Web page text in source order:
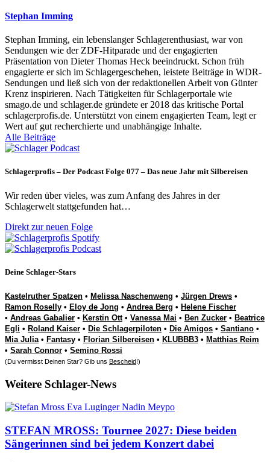
Stephan Imming
Stephan Imming, ein lebenslanger Schlagerenthusiast, war von
Sendungen wie der ZDF-Hitparade und der engagierten
Präsentation von Dieter Thomas Heck beeindruckt. Schon früh
engagierte er sich im Schlagergeschehen, leistete Beiträge in WDR-
Sendungen und ließ sich von der redaktionellen Arbeit von Günter
Krenz inspirieren. Nach Tätigkeiten für Schlagerportale wie
smago.de und schlager.de gründete er 2018 das kritische Portal
schlagerprofis.de. Unterstützt von einem engagierten Team, legt er
Wert auf gut recherchierte und unabhängige Inhalte.
Alle Beiträge
Schlagerprofis – Der Podcast Folge 077 – Das neue Jahr mit Silbereisen
Wir reden über vieles, was zum Anfang des Jahres in der
Schlagerwelt stattgefunden hat…
Direkt zur neuen Folge
Deine Schlager-Stars
Kastelruther Spatzen • Melissa Naschenweng • Jürgen Drews •
Ramon Roselly • Eloy de Jong • Andrea Berg • Helene Fischer
• Andreas Gabalier • Kerstin Ott• Vanessa Mai • Ben Zucker • Beatrice
Egli • Roland Kaiser • Die Schlagerpiloten • Die Amigos • Santiano •
Mia Julia• Fantasy • Florian Silbereisen • KLUBBB3 • Matthias Reim
• Sarah Connor • Semino Rossi
(Du vermisst Deinen Star? Gib uns Bescheid!)
Weitere Schlager-News
STEFAN MROSS: Tournee 2027: Diese beiden
Sängerinnen sind bei jedem Konzert dabei